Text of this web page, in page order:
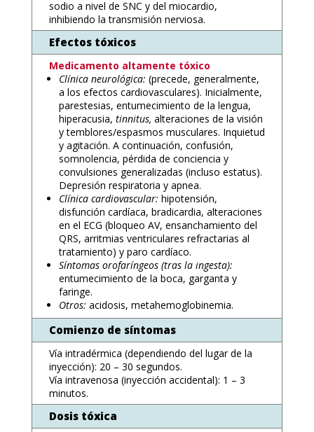
sodio a nivel de SNC y del miocardio,
inhibiendo la transmisión nerviosa.
Efectos tóxicos
Medicamento altamente tóxico
Clínica neurológica: (precede, generalmente,
a los efectos cardiovasculares). Inicialmente,
parestesias, entumecimiento de la lengua,
hiperacusia, tinnitus, alteraciones de la visión
y temblores/espasmos musculares. Inquietud
y agitación. A continuación, confusión,
somnolencia, pérdida de conciencia y
convulsiones generalizadas (incluso estatus).
Depresión respiratoria y apnea.
Clínica cardiovascular: hipotensión,
disfunción cardíaca, bradicardia, alteraciones
en el ECG (bloqueo AV, ensanchamiento del
QRS, arritmias ventriculares refractarias al
tratamiento) y paro cardíaco.
Síntomas orofaríngeos (tras la ingesta):
entumecimiento de la boca, garganta y
faringe.
Otros: acidosis, metahemoglobinemia.
Comienzo de síntomas
Vía intradérmica (dependiendo del lugar de la
inyección): 20 – 30 segundos.
Vía intravenosa (inyección accidental): 1 – 3
minutos.
Dosis tóxica